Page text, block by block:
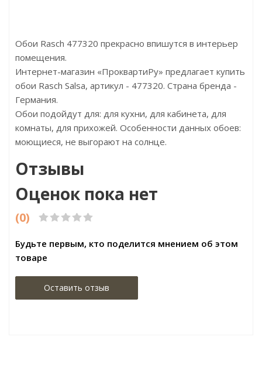
Обои Rasch 477320 прекрасно впишутся в интерьер
помещения.
Интернет-магазин «ПроквартиРу» предлагает купить
обои Rasch Salsa, артикул - 477320. Страна бренда -
Германия.
Обои подойдут для: для кухни, для кабинета, для
комнаты, для прихожей. Особенности данных обоев:
моющиеся, не выгорают на солнце.
Отзывы
Оценок пока нет
(0)
Будьте первым, кто поделится мнением об этом
товаре
Оставить отзыв